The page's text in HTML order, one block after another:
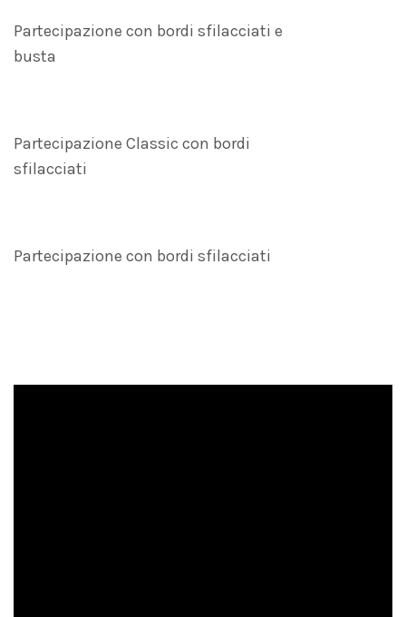
Partecipazione con bordi sfilacciati e
busta
Partecipazione Classic con bordi
sfilacciati
Partecipazione con bordi sfilacciati